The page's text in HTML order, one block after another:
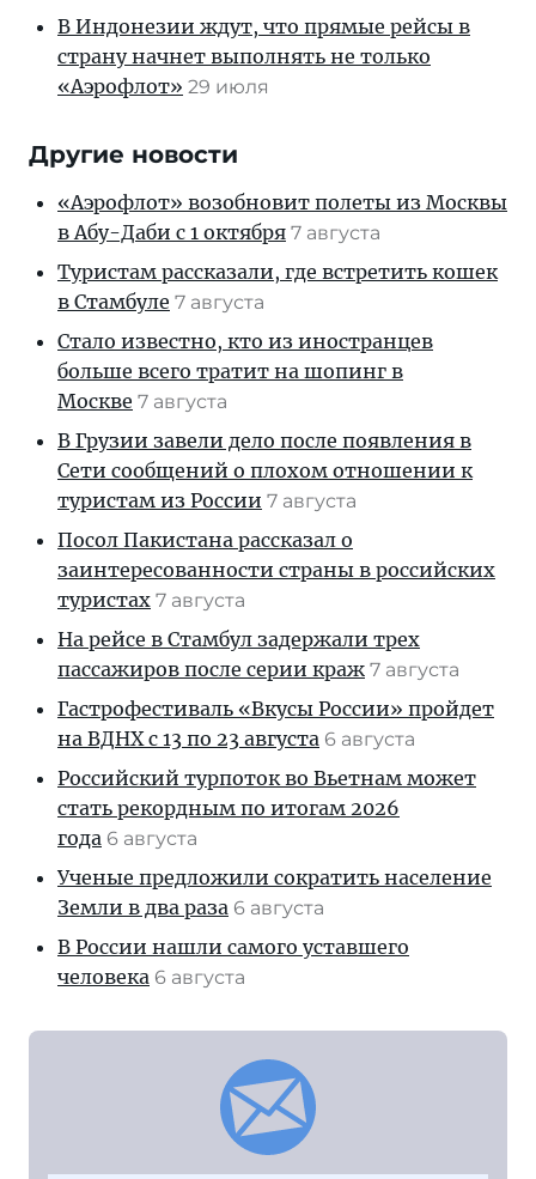
В Индонезии ждут, что прямые рейсы в
страну начнет выполнять не только
«Аэрофлот» 29 июля
Другие новости
«Аэрофлот» возобновит полеты из Москвы
в Абу-Даби с 1 октября 7 августа
Туристам рассказали, где встретить кошек
в Стамбуле 7 августа
Стало известно, кто из иностранцев
больше всего тратит на шопинг в
Москве 7 августа
В Грузии завели дело после появления в
Сети сообщений о плохом отношении к
туристам из России 7 августа
Посол Пакистана рассказал о
заинтересованности страны в российских
туристах 7 августа
На рейсе в Стамбул задержали трех
пассажиров после серии краж 7 августа
Гастрофестиваль «Вкусы России» пройдет
на ВДНХ с 13 по 23 августа 6 августа
Российский турпоток во Вьетнам может
стать рекордным по итогам 2026
года 6 августа
Ученые предложили сократить население
Земли в два раза 6 августа
В России нашли самого уставшего
человека 6 августа